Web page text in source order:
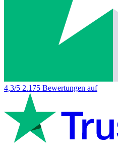
4,3/5 2.175 Bewertungen auf